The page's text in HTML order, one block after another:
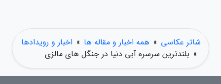
شاتر عکاسی » همه اخبار و مقاله ها » اخبار و رویدادها
» بلندترین سرسره آبی دنیا در جنگل های مالزی